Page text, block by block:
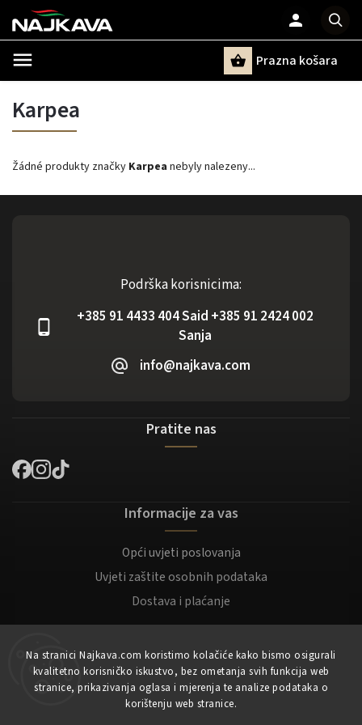
Na stranici Najkava.com koristimo kolačiće kako bismo osigurali
kvalitetno korisničko iskustvo, bez ometanja svih funkcija web
stranice, prikazivanja oglasa i mjerenja te analize podataka o
korištenju web stranice.
Prazna košara
Karpea
Žádné produkty značky Karpea nebyly nalezeny...
Podrška korisnicima:
+385 91 4433 404 Said +385 91 2424 002
Sanja
info@najkava.com
Pratite nas
Informacije za vas
Opći uvjeti poslovanja
Uvjeti zaštite osobnih podataka
Dostava i plaćanje
Moj račun
Registracija